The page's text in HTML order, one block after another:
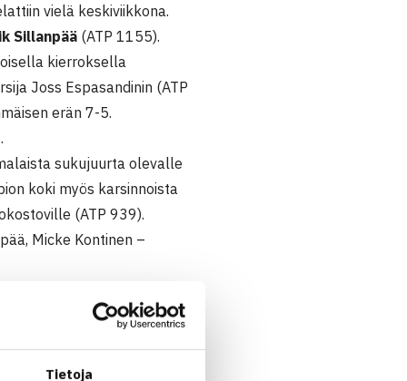
Tietoja
vielä keskiviikkona.
Sillanpää (ATP 1155).
kierroksella
Joss Espasandinin (ATP
erän 7-5.
sukujuurta olevalle
koki myös karsinnoista
(ATP 939).
Micke Kontinen –